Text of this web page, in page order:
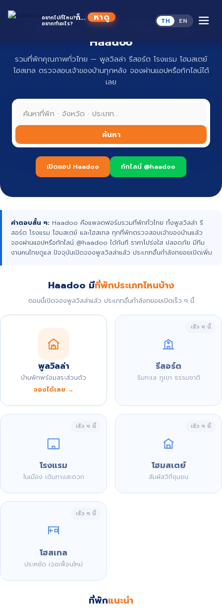
อยากไปที่ไหน?
อยากทำอะไร?
ก็... TH EN
ที่พักทั่วไทย จองง่าย ปลอดภัย กับ
Haadoo
รวมที่พักคุณภาพทั่วไทย — พูลวิลล่า รีสอร์ต โรงแรม โฮมสเตย์
โฮสเทล ตรวจสอบเจ้าของบ้านทุกหลัง จองผ่านแอปหรือทักไลน์ได้
เลย
ค้นหา
เปิดแอป Haadoo ทักไลน์ @haadoo
คำตอบสั้น ๆ: Haadoo คือแพลตฟอร์มรวมที่พักทั่วไทย ทั้งพูลวิลล่า รี
สอร์ต โรงแรม โฮมสเตย์ และโฮสเทล ทุกที่พักตรวจสอบเจ้าของบ้านแล้ว
จองผ่านแอปหรือทักไลน์ @haadoo ได้ทันที ราคาโปร่งใส ปลอดภัย มีทีม
งานคนไทยดูแล ปัจจุบันเปิดจองพูลวิลล่าแล้ว ประเภทอื่นกำลังทยอยเปิดเพิ่ม
Haadoo มีที่พักประเภทไหนบ้าง
ตอนนี้เปิดจองพูลวิลล่าแล้ว ประเภทอื่นกำลังทยอยเปิดเร็ว ๆ นี้
พูลวิลล่า
บ้านพักพร้อมสระส่วนตัว
จองได้เลย →
เร็ว ๆ นี้
รีสอร์ต
ริมทะเล ภูเขา ธรรมชาติ
เร็ว ๆ นี้
โรงแรม
ในเมือง เดินทางสะดวก
เร็ว ๆ นี้
โฮมสเตย์
สัมผัสวิถีชุมชน
เร็ว ๆ นี้
โฮสเทล
ประหยัด เจอเพื่อนใหม่
ที่พักแนะนำ